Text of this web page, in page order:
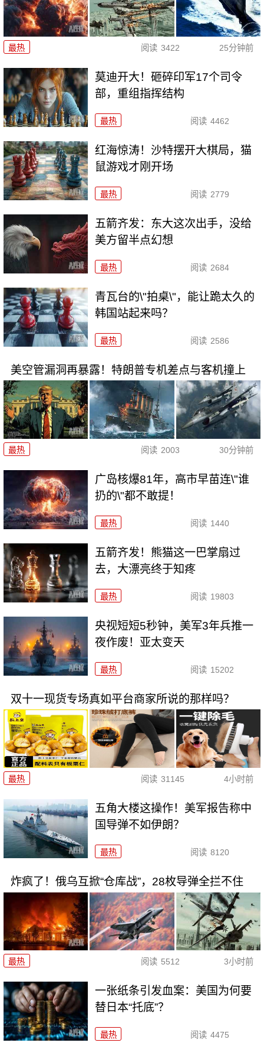
最热 阅读 3422 25分钟前
莫迪开大！砸碎印军17个司令
部，重组指挥结构
最热 阅读 4462
红海惊涛！沙特摆开大棋局，猫
鼠游戏才刚开场
最热 阅读 2779
五箭齐发：东大这次出手，没给
美方留半点幻想
最热 阅读 2684
青瓦台的\"拍桌\"，能让跪太久的
韩国站起来吗？
最热 阅读 2586
美空管漏洞再暴露！特朗普专机差点与客机撞上
最热 阅读 2003 30分钟前
广岛核爆81年，高市早苗连\"谁
扔的\"都不敢提！
最热 阅读 1440
五箭齐发！熊猫这一巴掌扇过
去，大漂亮终于知疼
最热 阅读 19803
央视短短5秒钟，美军3年兵推一
夜作废！亚太变天
最热 阅读 15202
双十一现货专场真如平台商家所说的那样吗？
最热 阅读 31145 4小时前
五角大楼这操作！美军报告称中
国导弹不如伊朗？
最热 阅读 8120
炸疯了！俄乌互掀“仓库战”，28枚导弹全拦不住
最热 阅读 5512 3小时前
一张纸条引发血案：美国为何要
替日本“托底”？
最热 阅读 4475